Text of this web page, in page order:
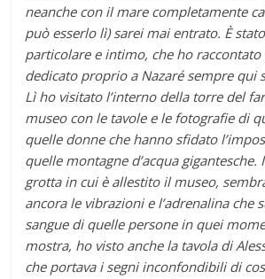
neanche con il mare completamente
può esserlo lì) sarei mai entrato. È
particolare e intimo, che ho
dedicato proprio a Nazaré sempre qui
Lì ho visitato l’interno della torre del
museo con le tavole e le fotografie di
quelle donne che hanno sfidato
quelle montagne d’acqua gigantesche.
grotta in cui è allestito il museo,
ancora le vibrazioni e l’adrenalina che
sangue di quelle persone in quei
mostra, ho visto anche la tavola di
che portava i segni inconfondibili di